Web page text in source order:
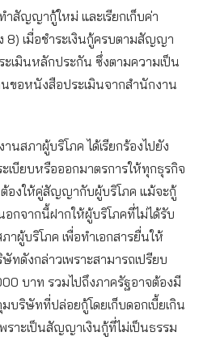
ำสัญญากู้ใหม่ และเรียกเก็บค่า
8) เมื่อชำระเงินกู้ครบตามสัญญา
ะเมินหลักประกัน ซึ่งตามความเป็น
ขอหนังสือประเมินจากสำนักงาน
นสภาผู้บริโภค ได้เรียกร้องไปยัง
เบียบหรือออกมาตรการให้ทุกธุรกิจ
ต้องให้คู่สัญญากับผู้บริโภค แม้จะกู้
กจากนี้ฝากให้ผู้บริโภคที่ไม่ได้รับ
ผู้บริโภค เพื่อทำเอกสารยื่นให้
ทดังกล่าวเพราะสามารถเปรียบ
บาท รวมไปถึงภาครัฐอาจต้องมี
บริษัทที่ปล่อยกู้โดยเก็บดอกเบี้ยเกิน
าะเป็นสัญญาเงินกู้ที่ไม่เป็นธรรม